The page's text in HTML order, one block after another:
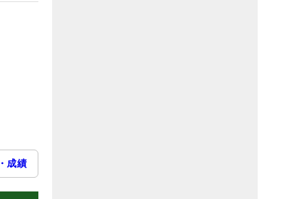
成績